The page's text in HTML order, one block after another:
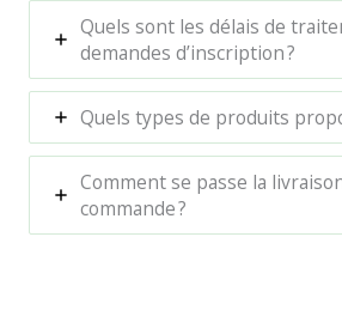
Quels sont les délais de
demandes d’inscription ?
Quels types de produits
Comment se passe la
commande ?